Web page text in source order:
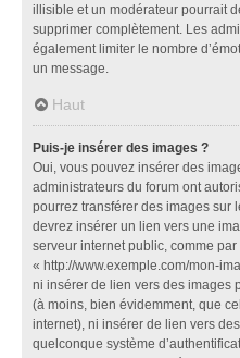
illisible et un modérateur pourrait
supprimer complètement. Les
également limiter le nombre
un message.
Haut
Puis-je insérer des images ?
Oui, vous pouvez insérer des
administrateurs du forum ont
pourrez transférer des images sur
devrez insérer un lien vers une
serveur internet public, comme par
« http://www.exemple.com/mon-
ni insérer de lien vers des images
(à moins, bien évidemment, que
internet), ni insérer de lien vers
quelconque système